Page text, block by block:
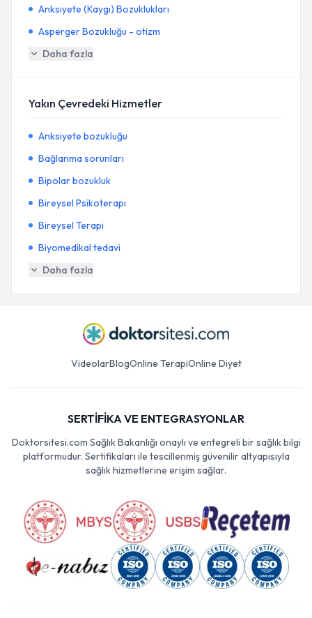
Anksiyete (Kaygı) Bozuklukları
Asperger Bozukluğu - otizm
Daha fazla
Yakın Çevredeki Hizmetler
Anksiyete bozukluğu
Bağlanma sorunları
Bipolar bozukluk
Bireysel Psikoterapi
Bireysel Terapi
Biyomedikal tedavi
Daha fazla
VideolarBlogOnline TerapiOnline Diyet
SERTİFİKA VE ENTEGRASYONLAR
Doktorsitesi.com Sağlık Bakanlığı onaylı ve entegreli bir sağlık bilgi
platformudur. Sertifikaları ile tescillenmiş güvenilir altyapısıyla
sağlık hizmetlerine erişim sağlar.